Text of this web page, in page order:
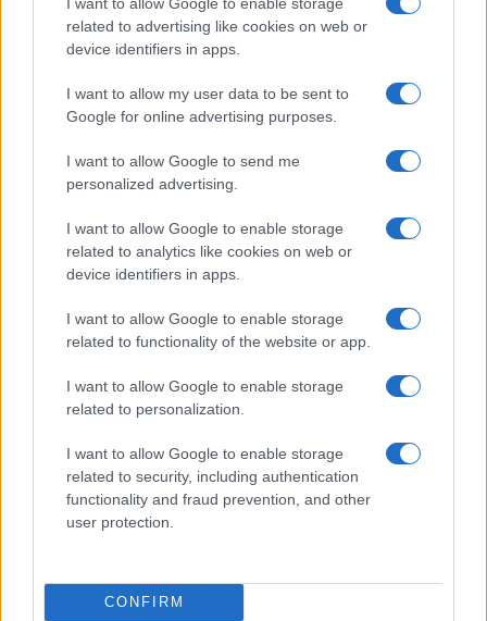
related to advertising like cookies on web or
device identifiers in apps.
I want to allow my user data to be sent to
Google for online advertising purposes.
I want to allow Google to send me
personalized advertising.
I want to allow Google to enable storage
related to analytics like cookies on web or
device identifiers in apps.
I want to allow Google to enable storage
related to functionality of the website or app.
I want to allow Google to enable storage
related to personalization.
I want to allow Google to enable storage
related to security, including authentication
functionality and fraud prevention, and other
user protection.
CONFIRM
Continua a leggere
LIFESTYLE
Matteo Pellegrino · 7 Ago 2026